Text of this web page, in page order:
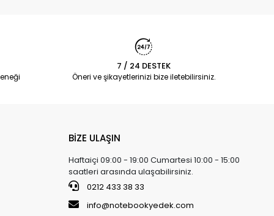
7 / 24 DESTEK
Öneri ve şikayetlerinizi bize iletebilirsiniz.
BİZE ULAŞIN
Haftaiçi 09:00 - 19:00 Cumartesi 10:00 - 15:00
saatleri arasında ulaşabilirsiniz.
0212 433 38 33
info@notebookyedek.com